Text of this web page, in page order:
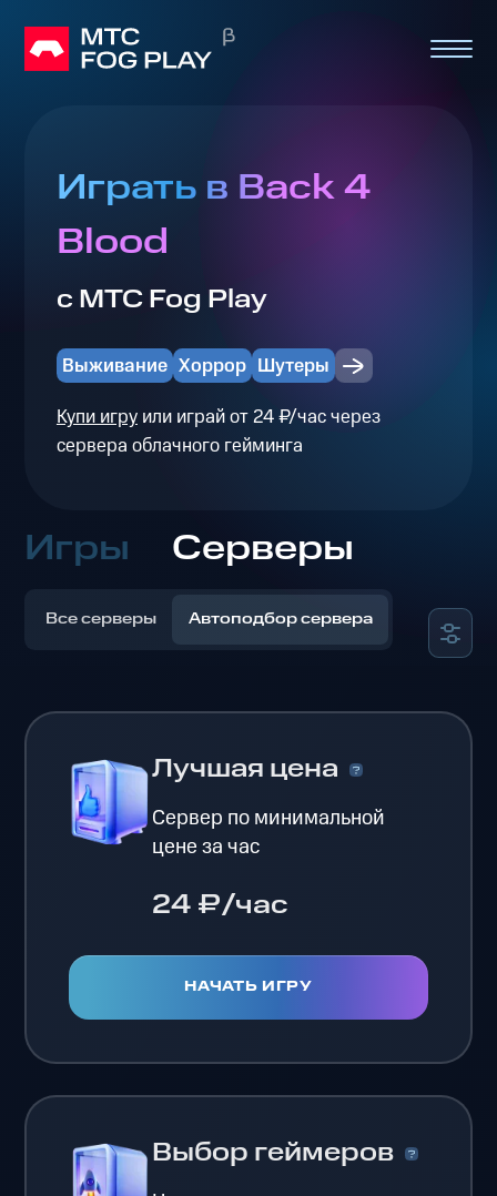
Играть в Back 4
Blood
с МТС Fog Play
Выживание Хоррор Шутеры
Купи игруили играй от 24 ₽/час через
сервера облачного гейминга
Игры Серверы
Все серверы Автоподбор сервера
Лучшая цена
Сервер по минимальной
цене за час
24 ₽/час
НАЧАТЬ ИГРУ
Выбор геймеров